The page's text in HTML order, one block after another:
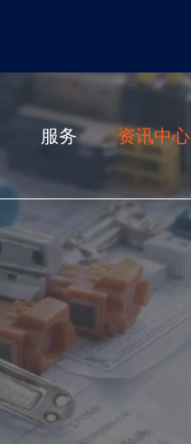
服务 资讯中心